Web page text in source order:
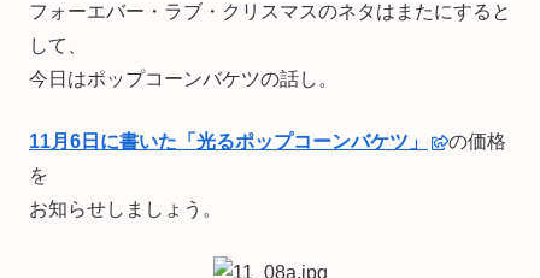
フォーエバー・ラブ・クリスマスのネタはまたにすると
して、
今日はポップコーンバケツの話し。
11月6日に書いた「光るポップコーンバケツ」
の価格
を
お知らせしましょう。